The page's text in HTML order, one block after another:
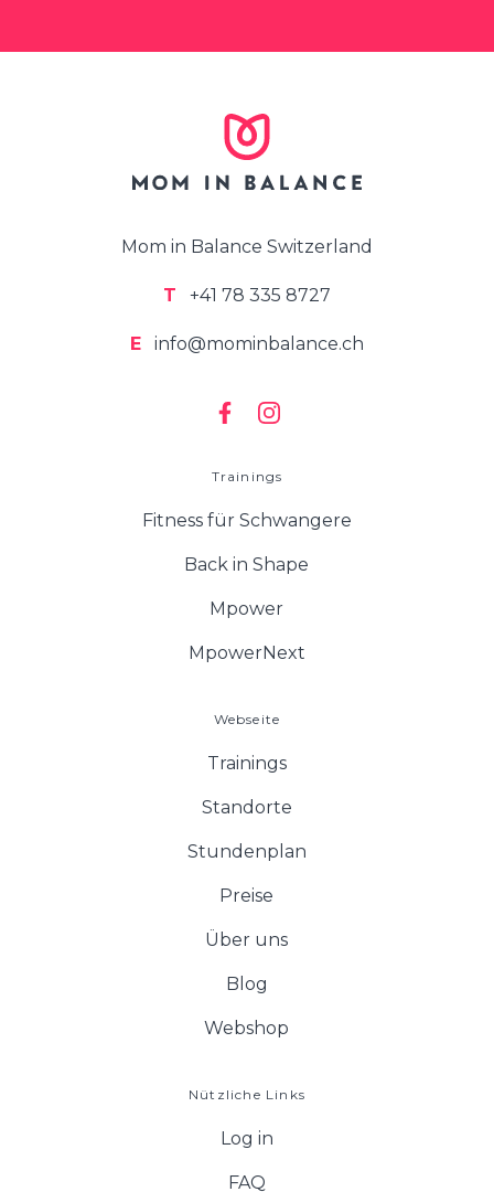
Mom in Balance Switzerland
T +41 78 335 8727
E info@mominbalance.ch
Trainings
Fitness für Schwangere
Back in Shape
Mpower
MpowerNext
Webseite
Trainings
Standorte
Stundenplan
Preise
Über uns
Blog
Webshop
Nützliche Links
Log in
FAQ